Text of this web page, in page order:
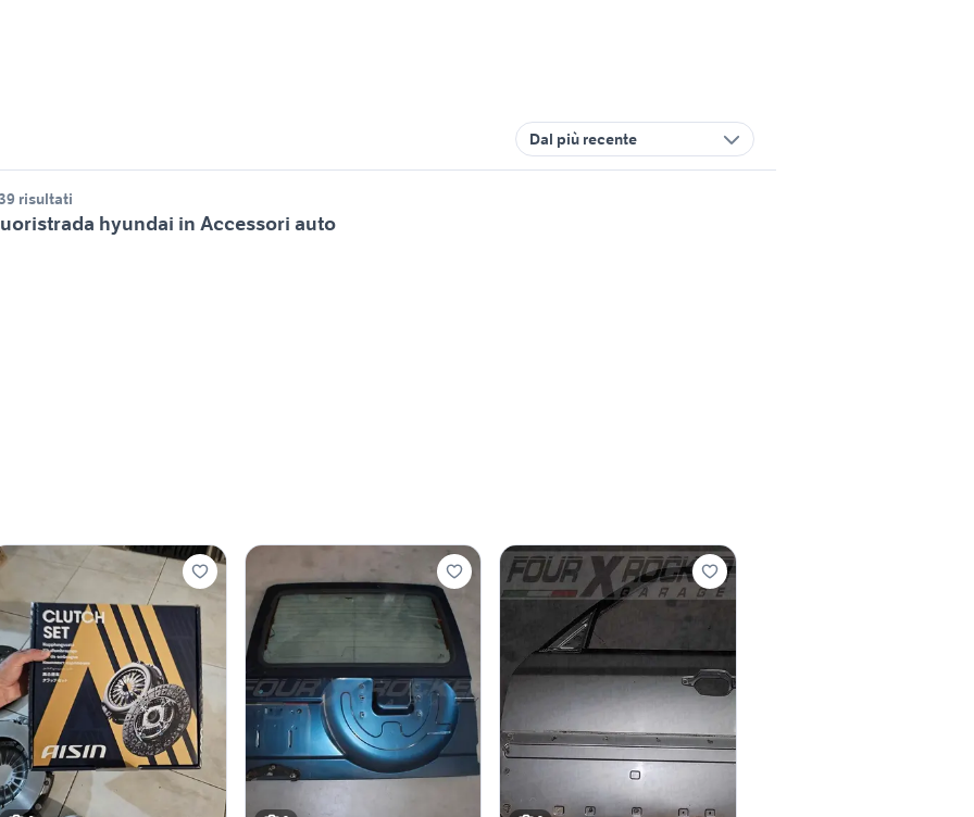
Dal più recente
risultati
hyundai in Accessori auto